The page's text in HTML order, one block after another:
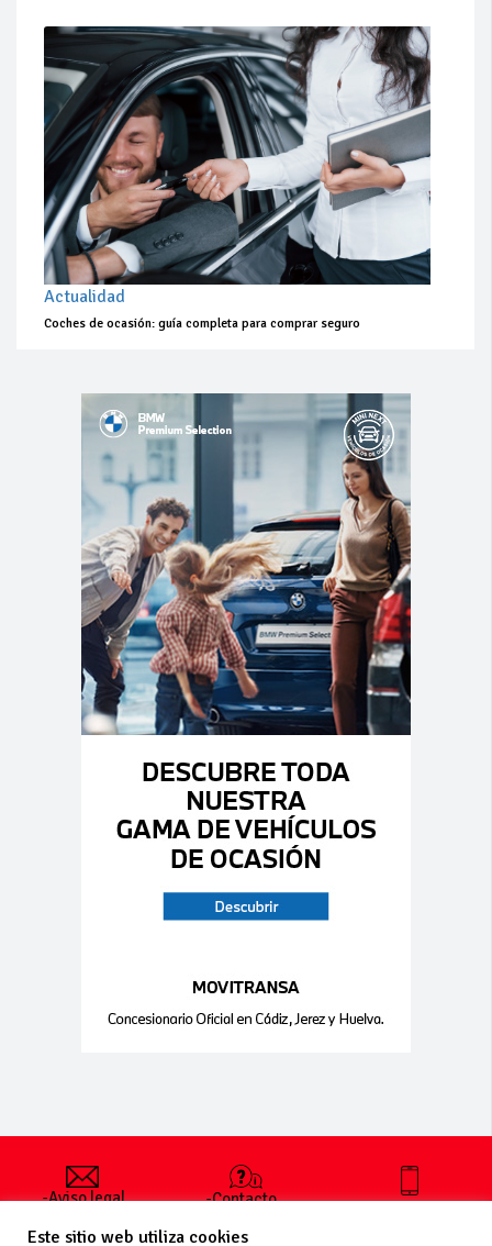
Actualidad
Coches de ocasión: guía completa para comprar seguro
-Aviso legal
generales
-Contacto
publicar un
+34 627 35
Este sitio web utiliza cookies